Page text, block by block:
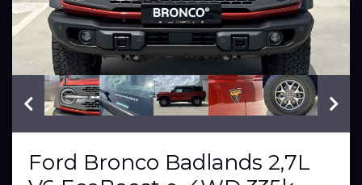
VIN: 1FMEE5DP0PLA80125
Ford Bronco Badlands 2,7L